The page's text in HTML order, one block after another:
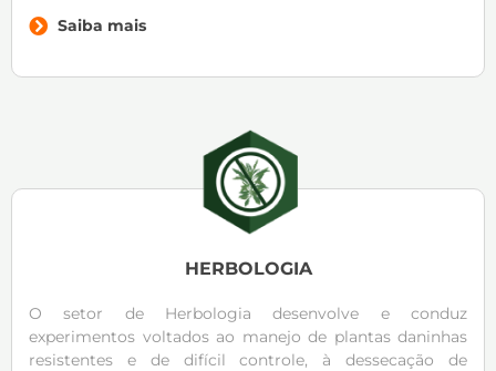
Saiba mais
HERBOLOGIA
O setor de Herbologia desenvolve e conduz
experimentos voltados ao manejo de plantas daninhas
resistentes e de difícil controle, à dessecação de